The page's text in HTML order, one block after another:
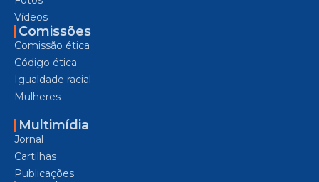
Vídeos
Comissões
Comissão ética
Código ética
Igualdade racial
Mulheres
Multimídia
Jornal
Cartilhas
Publicações